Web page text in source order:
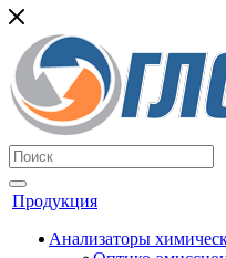
Продукция
Анализаторы